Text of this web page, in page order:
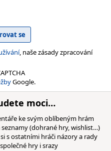
, naše zásady zpracování
Google.
moci…
ke svým oblíbeným hrám
(dohrané hry, wishlist…)
s ostatními hráči názory a rady
hry i srazy